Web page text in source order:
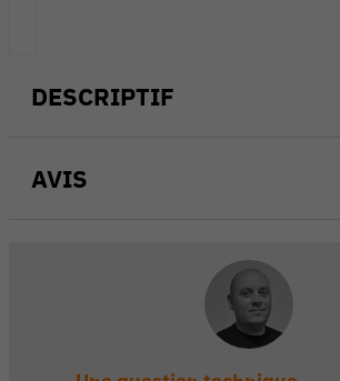
DESCRIPTIF
AVIS